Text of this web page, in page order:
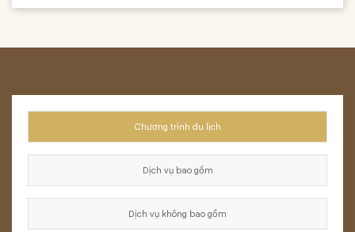
Chương trình du lịch
Dịch vụ bao gồm
Dịch vụ không bao gồm